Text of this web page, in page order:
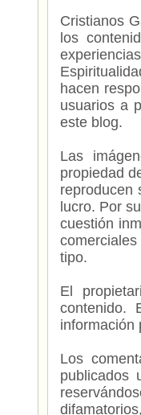
Cristianos
los
hacen
usuarios a
este blog.
Las
propiedad
reproducen
lucro. Por
cuestión
tipo.
El
contenido.
información
Los
publicados